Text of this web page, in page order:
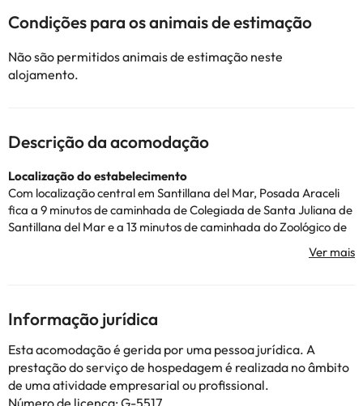
Condições para os animais de estimação
Não são permitidos animais de estimação neste
alojamento.
Descrição da acomodação
Localização do estabelecimento
Com localização central em Santillana del Mar, Posada Araceli
fica a 9 minutos de caminhada de Colegiada de Santa Juliana de
Santillana del Mar e a 13 minutos de caminhada do Zoológico de
Santillana del Mar. Santillana del Mar. Esta pensão fica a 2,4 km
do Museu Nacional e Centro de Pesquisas de Altamira e a 15,9 km
Museu Diocesano Regina Coeli: 0,3 km
Museu da Inquisição: 0,6 km
Colegiada de Santa Juliana de Santillana del Mar: 0,7 km
Zoológico de Santillana del Mar - 1,1 km
Gruta de Altamira - 2,2 km
Museu Nacional e Centro de Investigação de Altamira - 2,4 km
Informação jurídica
Esta acomodação é gerida por uma pessoa jurídica. A
prestação do serviço de hospedagem é realizada no âmbito
de uma atividade empresarial ou profissional.
Número de licença: G-5517